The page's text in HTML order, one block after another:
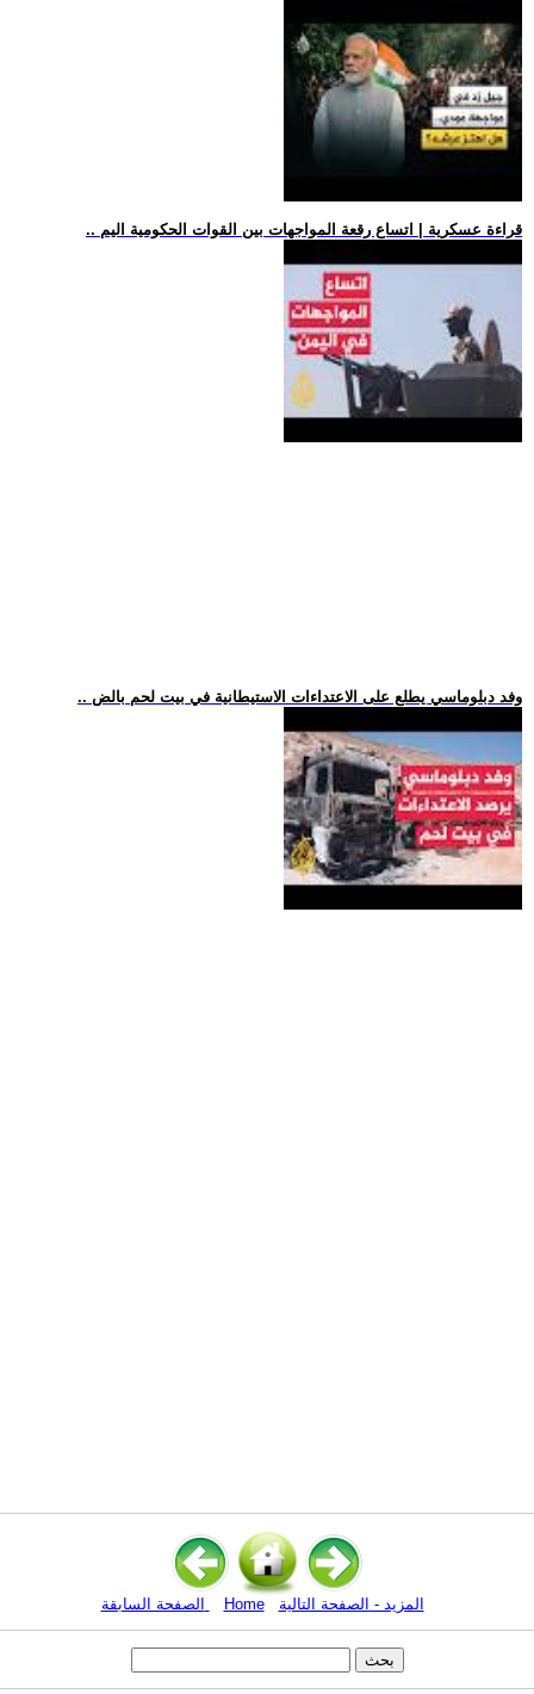
.. قراءة عسكرية | اتساع رقعة المواجهات بين القوات الحكومية اليم
.. وفد دبلوماسي يطلع على الاعتداءات الاستيطانية في بيت لحم بالض
Home المزيد - الصفحة التالية